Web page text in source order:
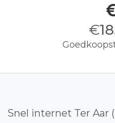
€
Snel internet Ter Aar